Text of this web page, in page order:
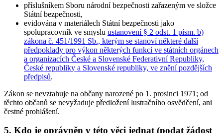
příslušníkem Sboru národní bezpečnosti zařazeným ve složce
Státní bezpečnosti,
evidována v materiálech Státní bezpečnosti jako
spolupracovník ve smyslu ustanovení § 2 odst. 1 písm. b)
zákona č. 451/1991 Sb., kterým se stanoví některé další
předpoklady pro výkon některých funkcí ve státních orgánech
a organizacích České a Slovenské Federativní Republiky,
České republiky a Slovenské republiky, ve znění pozdějších
předpisů.
Zákon se nevztahuje na občany narozené po 1. prosinci 1971; od
těchto občanů se nevyžaduje předložení lustračního osvědčení, ani
čestné prohlášení.
5. Kdo je oprávněn v této věci jednat (podat žádost